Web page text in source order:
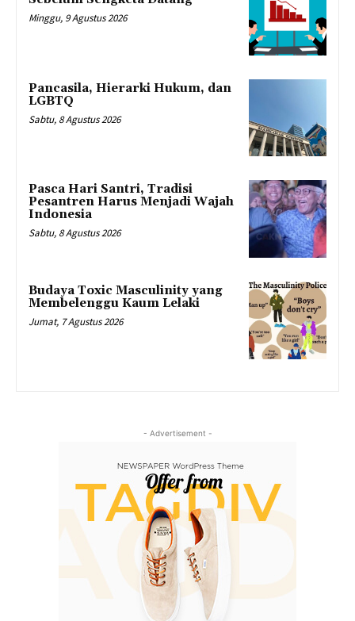
Minggu, 9 Agustus 2026
Pancasila, Hierarki Hukum, dan
LGBTQ
Sabtu, 8 Agustus 2026
Pasca Hari Santri, Tradisi
Pesantren Harus Menjadi Wajah
Indonesia
Sabtu, 8 Agustus 2026
Budaya Toxic Masculinity yang
Membelenggu Kaum Lelaki
Jumat, 7 Agustus 2026
- Advertisement -